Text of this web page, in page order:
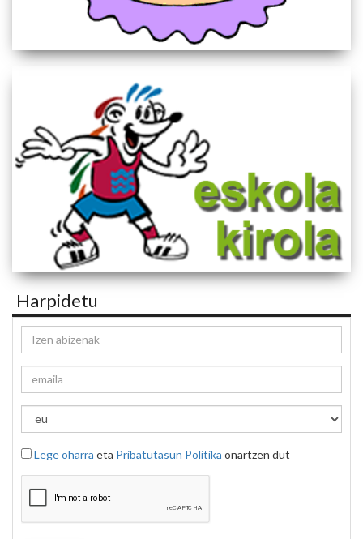
Harpidetu
Lege oharra eta Pribatutasun Politika onartzen dut